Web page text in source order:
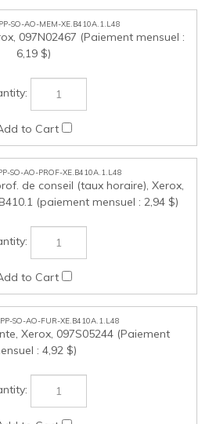
SO-AO-MEM-XE.B410A.1.L48
097N02467 (Paiement mensuel :
6,19 $)
SO-AO-PROF-XE.B410A.1.L48
de conseil (taux horaire), Xerox,
(paiement mensuel : 2,94 $)
Xerox, 097S05244 (Paiement
: 4,92 $)